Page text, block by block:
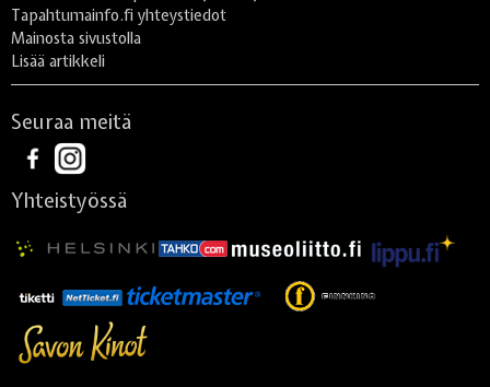
Tapahtumainfo.fi yhteystiedot
Mainosta sivustolla
Lisää artikkeli
Seuraa meitä
Yhteistyössä